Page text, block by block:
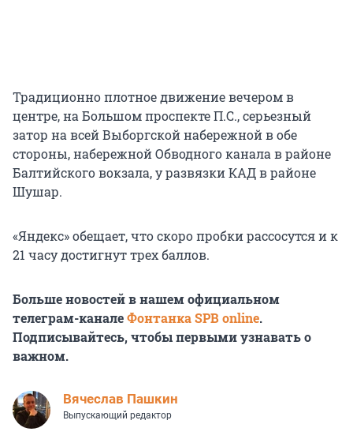
Традиционно плотное движение вечером в
центре, на Большом проспекте П.С., серьезный
затор на всей Выборгской набережной в обе
стороны, набережной Обводного канала в районе
Балтийского вокзала, у развязки КАД в районе
Шушар.
«Яндекс» обещает, что скоро пробки рассосутся и к
21 часу достигнут трех баллов.
Больше новостей в нашем официальном
телеграм-каналеФонтанка SPB online.
Подписывайтесь, чтобы первыми узнавать о
важном.
Вячеслав Пашкин
Выпускающий редактор